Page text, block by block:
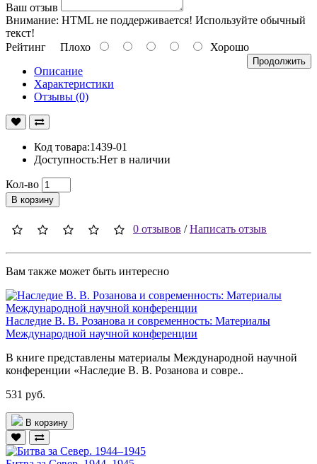
Ваш отзыв
Внимание: HTML не поддерживается! Используйте обычный
текст!
Рейтинг Плохо Хорошо
Продолжить
Описание
Характеристики
Отзывы (0)
Код товара:1439-01
Доступность:Нет в наличии
Кол-во
В корзину
0 отзывов /Написать отзыв
Вам также может быть интересно
Наследие В. В. Розанова и современность: Материалы
Международной научной конференции
В книге представлены материалы Международной научной
конференции «Наследие В. В. Розанова и совре..
531 руб.
В корзину